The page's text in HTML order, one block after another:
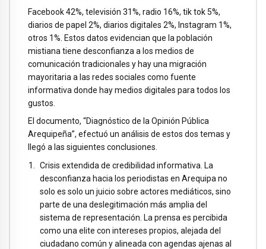
Facebook 42%, televisión 31%, radio 16%, tik tok 5%,
diarios de papel 2%, diarios digitales 2%, Instagram 1%,
otros 1%. Estos datos evidencian que la población
mistiana tiene desconfianza a los medios de
comunicación tradicionales y hay una migración
mayoritaria a las redes sociales como fuente
informativa donde hay medios digitales para todos los
gustos.
El documento, “Diagnóstico de la Opinión Pública
Arequipeña”, efectuó un análisis de estos dos temas y
llegó a las siguientes conclusiones.
Crisis extendida de credibilidad informativa. La
desconfianza hacia los periodistas en Arequipa no
solo es solo un juicio sobre actores mediáticos, sino
parte de una deslegitimación más amplia del
sistema de representación. La prensa es percibida
como una elite con intereses propios, alejada del
ciudadano común y alineada con agendas ajenas al